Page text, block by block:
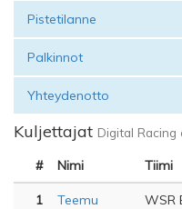
Pistetilanne
Palkinnot
Yhteydenotto
Kuljettajat Digital Racing
# Nimi Tiimi
1
Teemu
WSR